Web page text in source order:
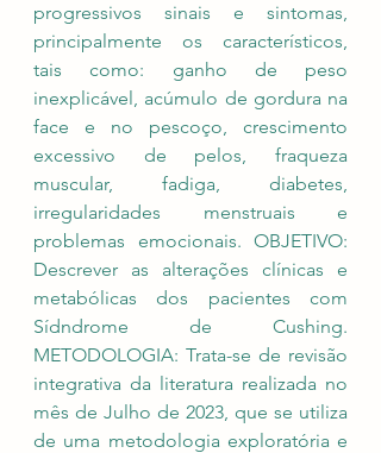
progressivos sinais e sintomas,
principalmente os característicos,
tais como: ganho de peso
inexplicável, acúmulo de gordura na
face e no pescoço, crescimento
excessivo de pelos, fraqueza
muscular, fadiga, diabetes,
irregularidades menstruais e
problemas emocionais. OBJETIVO:
Descrever as alterações clínicas e
metabólicas dos pacientes com
Sídndrome de Cushing.
METODOLOGIA: Trata-se de revisão
integrativa da literatura realizada no
mês de Julho de 2023, que se utiliza
de uma metodologia exploratória e